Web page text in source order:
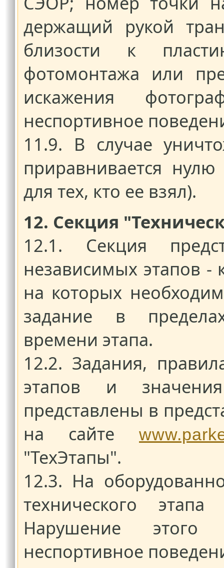
держащий рукой
близости к
фотомонтажа или
искажения
неспортивное
11.9. В случае
приравнивается
для тех, кто ее взял).
12. Секция
12.1. Секция
независимых этапов -
на которых
задание в
времени этапа.
12.2. Задания,
этапов и
представлены в
на сайте
"ТехЭтапы".
12.3. На
технического
Нарушение этого
неспортивное